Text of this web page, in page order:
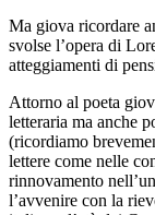
Ma giova ricordare
svolse l’opera di
atteggiamenti di
Attorno al poeta
letteraria ma anche
(ricordiamo
lettere come nelle
rinnovamento
l’avvenire con la